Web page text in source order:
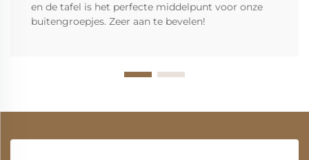
en de tafel is het perfecte middelpunt voor onze
buitengroepjes. Zeer aan te bevelen!